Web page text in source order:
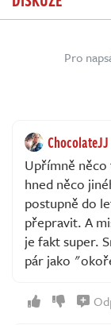
Pro
ChocolateJJ
Upřímně
hned něco
postupně do
přepravit. A
je fakt super.
pár jako